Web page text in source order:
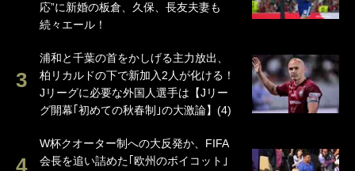
応”に新婚の板倉、久保、長友夫妻も
続々エール！
浦和と千葉の首をかしげる主力放出、
柏リカルドの下で新加入2人が化ける！
Jリーグに必要な外国人選手は【Jリー
グ開幕｢初めての秋春制｣の大激論】(4)
W杯クオーター制への大反発か、FIFA
会長を追い詰めた｢欧州のボイコット｣